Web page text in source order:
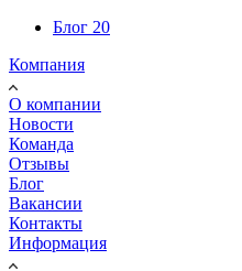
Блог 20
Компания
О компании
Новости
Команда
Отзывы
Блог
Вакансии
Контакты
Информация